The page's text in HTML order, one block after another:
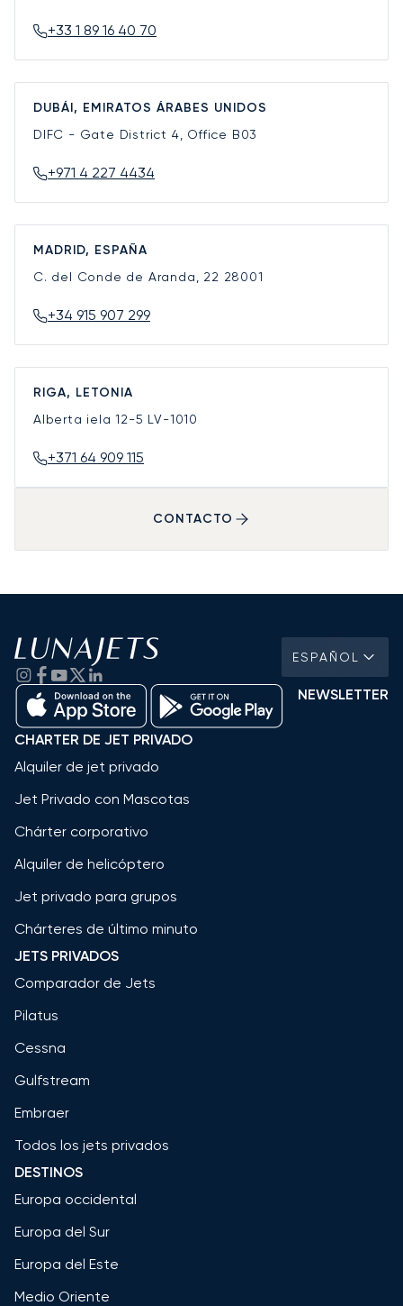
+33 1 89 16 40 70
DUBÁI, EMIRATOS ÁRABES UNIDOS
DIFC - Gate District 4, Office B03
+971 4 227 4434
MADRID, ESPAÑA
C. del Conde de Aranda, 22 28001
+34 915 907 299
RIGA, LETONIA
Alberta iela 12-5 LV-1010
+371 64 909 115
CONTACTO
ESPAÑOL
NEWSLETTER
CHARTER DE JET PRIVADO
Alquiler de jet privado
Jet Privado con Mascotas
Chárter corporativo
Alquiler de helicóptero
Jet privado para grupos
Chárteres de último minuto
JETS PRIVADOS
Comparador de Jets
Pilatus
Cessna
Gulfstream
Embraer
Todos los jets privados
DESTINOS
Europa occidental
Europa del Sur
Europa del Este
Medio Oriente